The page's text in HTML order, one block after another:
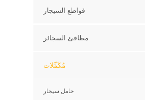
قواطع السيجار
مطافئ السجائر
مُكَمِّلات
حامل سيجار